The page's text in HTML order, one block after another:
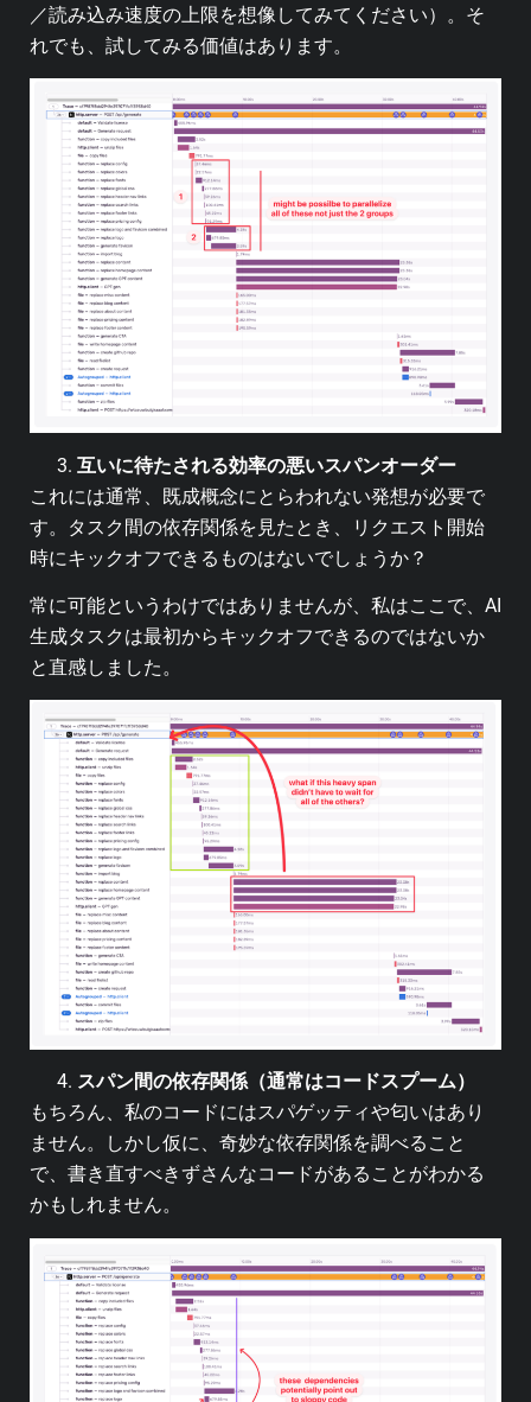
／読み込み速度の上限を想像してみてください）。そ
れでも、試してみる価値はあります。
互いに待たされる効率の悪いスパンオーダー
これには通常、既成概念にとらわれない発想が必要で
す。タスク間の依存関係を見たとき、リクエスト開始
時にキックオフできるものはないでしょうか？
常に可能というわけではありませんが、私はここで、AI
生成タスクは最初からキックオフできるのではないか
と直感しました。
スパン間の依存関係（通常はコードスプーム）
もちろん、私のコードにはスパゲッティや匂いはあり
ません。しかし仮に、奇妙な依存関係を調べること
で、書き直すべきずさんなコードがあることがわかる
かもしれません。